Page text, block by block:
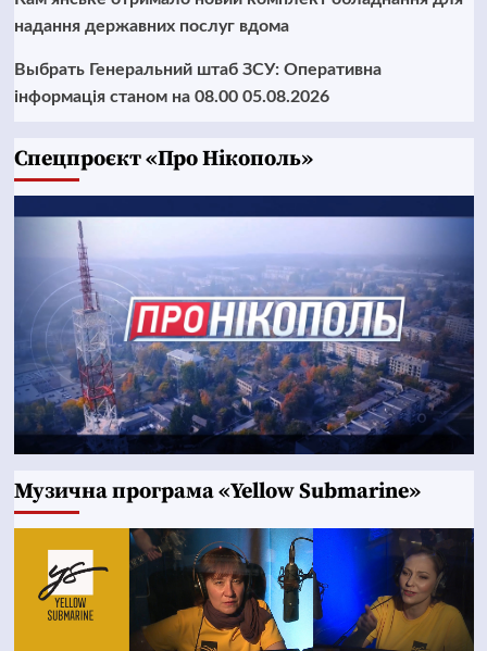
надання державних послуг вдома
Выбрать Генеральний штаб ЗСУ: Оперативна
інформація станом на 08.00 05.08.2026
Cпецпроєкт «Про Нікополь»
Музична програма «Yellow Submarine»